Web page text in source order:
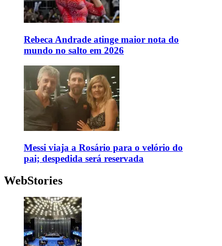
Rebeca Andrade atinge maior nota do
mundo no salto em 2026
Messi viaja a Rosário para o velório do
pai; despedida será reservada
WebStories